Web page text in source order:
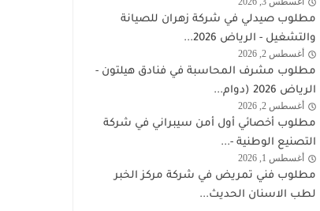
السعودية
مطلوب صيدلي في شركة زهران للصيانة
والتشغيل - الرياض 2026...
وظائف
السعودية
اليوم
أغسطس 2, 2026
مطلوب مشرف المحاسبة في فنادق هيلتون -
الرياض 2026 (دوام...
التصنيع
أغسطس 2, 2026
مطلوب أخصائي أول أمن سيبراني في شركة
التصنيع الوطنية -...
السعودية
أغسطس 1, 2026
مطلوب فني تمريض في شركة مركز الخبر
لطب الاسنان الحديث...